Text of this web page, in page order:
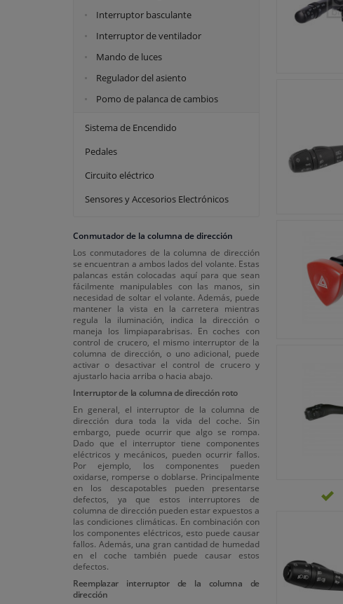
Interruptor basculante
Interruptor de ventilador
Mando de luces
Regulador del asiento
Pomo de palanca de cambios
Sistema de Encendido
Pedales
Circuito eléctrico
Sensores y Accesorios Electrónicos
Conmutador de la columna de dirección
Los conmutadores de la columna de dirección
se encuentran a ambos lados del volante. Estas
palancas están colocadas aquí para que sean
fácilmente manipulables con las manos, sin
necesidad de soltar el volante. Además, puede
mantener la vista en la carretera mientras
regula la iluminación, indica la dirección o
maneja los limpiaparabrisas. En coches con
control de crucero, el mismo interruptor de la
columna de dirección, o uno adicional, puede
activar o desactivar el control de crucero y
ajustarlo hacia arriba o hacia abajo.
Interruptor de la columna de dirección roto
En general, el interruptor de la columna de
dirección dura toda la vida del coche. Sin
embargo, puede ocurrir que algo se rompa.
Dado que el interruptor tiene componentes
eléctricos y mecánicos, pueden ocurrir fallos.
Por ejemplo, los componentes pueden
oxidarse, romperse o doblarse. Principalmente
en los descapotables pueden presentarse
defectos, ya que estos interruptores de
columna de dirección pueden estar expuestos a
las condiciones climáticas. En combinación con
los componentes eléctricos, esto puede causar
fallos. Además, una gran cantidad de humedad
en el coche también puede causar estos
defectos.
Reemplazar interruptor de la columna de
dirección